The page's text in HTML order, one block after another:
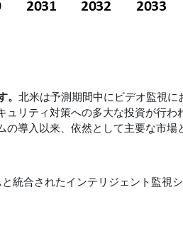
北米は予測期間中にビデオ監視
リティ対策への多大な投資が行
導入以来、依然として主要な市場
統合されたインテリジェント監視